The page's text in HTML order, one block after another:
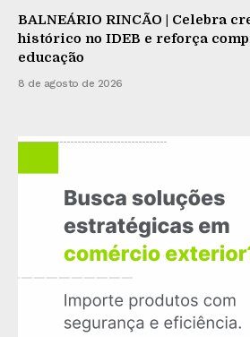
BALNEÁRIO RINCÃO | Celebra
histórico no IDEB e reforça
educação
8 de agosto de 2026